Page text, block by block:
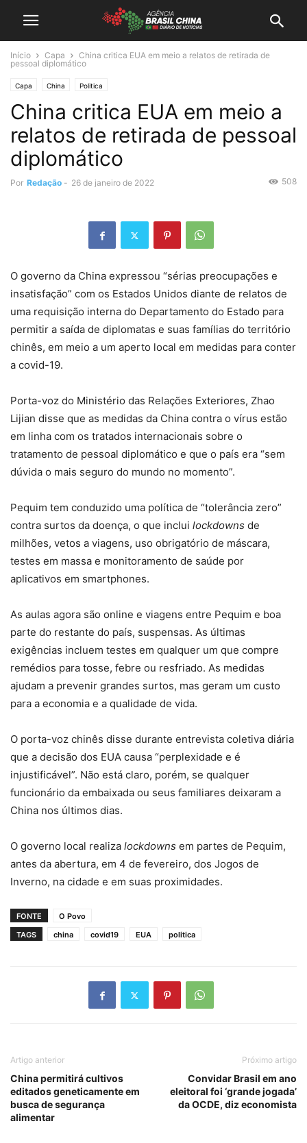
Início Capa
China critica EUA em meio a relatos de retirada de
pessoal diplomático
Capa China Politica
China critica EUA em meio a
relatos de retirada de pessoal
diplomático
Por Redação - 26 de janeiro de 2022 508
O governo da China expressou “sérias preocupações e
insatisfação” com os Estados Unidos diante de relatos de
uma requisição interna do Departamento do Estado para
permitir a saída de diplomatas e suas famílias do território
chinês, em meio a um aperto local em medidas para conter
a covid-19.
Porta-voz do Ministério das Relações Exteriores, Zhao
Lijian disse que as medidas da China contra o vírus estão
em linha com os tratados internacionais sobre o
tratamento de pessoal diplomático e que o país era “sem
dúvida o mais seguro do mundo no momento”.
Pequim tem conduzido uma política de “tolerância zero”
contra surtos da doença, o que inclui lockdowns de
milhões, vetos a viagens, uso obrigatório de máscara,
testes em massa e monitoramento de saúde por
aplicativos em smartphones.
As aulas agora são online e viagens entre Pequim e boa
parte do restante do país, suspensas. As últimas
exigências incluem testes em qualquer um que compre
remédios para tosse, febre ou resfriado. As medidas
ajudam a prevenir grandes surtos, mas geram um custo
para a economia e a qualidade de vida.
O porta-voz chinês disse durante entrevista coletiva diária
que a decisão dos EUA causa “perplexidade e é
injustificável”. Não está claro, porém, se qualquer
funcionário da embaixada ou seus familiares deixaram a
China nos últimos dias.
O governo local realiza lockdowns em partes de Pequim,
antes da abertura, em 4 de fevereiro, dos Jogos de
Inverno, na cidade e em suas proximidades.
FONTE
O Povo
TAGS
china covid19 EUA politica
Artigo anterior
China permitirá cultivos
editados geneticamente em
busca de segurança
alimentar
Próximo artigo
Convidar Brasil em ano
eleitoral foi ‘grande jogada’
da OCDE, diz economista